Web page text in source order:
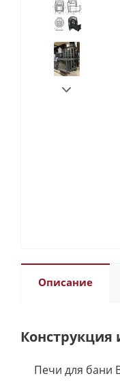
Описание
Конструкция
Печи для бани